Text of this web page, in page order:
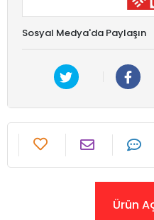
Sosyal Medya'da Paylaşın
Ürün